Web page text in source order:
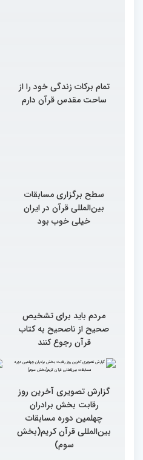
تمام برکات زندگی خود را از
ساحت مقدس قرآن دارم
سطح برگزاری مسابقات
بین‌المللی قرآن در ایران
خیلی خوب بود
مردم باید برای تشخیص
صحیح از ناصحیح به کتاب
قرآن رجوع کنند
گزارش تصویری آخرین روز
رقابت بخش برادران